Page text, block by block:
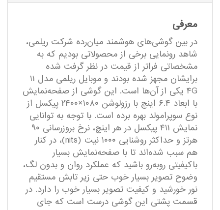
معرفی
در بین گوشی‌های هوشمند میا‌ن‌رده شرکت ریلمی،
شاهد رونمایی برخی از محصولاتی بودیم که به
مشخصاتی فراتر از قیمت در نظر گرفت شده
برایشان مجهز شده بودند و موبایل ریلمی مدل ۱۱
۴G یکی از آن‌ها است. این گوشی از صفحه‌نمایش
با ابعاد ۶.۴ اینچ با رزولوشن ۱۰۸۰×۲۴۰۰ پیکسل از
نوع سوپرامولد بهره برده است. با توجه به توانایی
نمایش ۴۱۱ پیکسل در هر اینچ، نرخ بروزرسانی ۹۰
هرتز و حداکثر روشنایی ۱۰۰۰ نیت (nits)، در کنار
هم سبب شده‌اند تا با صفحه‌نمایش بسیار
با‌کیفیتی روبه‌رو باشید که عملکرد روان و بدون لگ،
وضوح تصویر بسیار خوب حتی زیر تابش مستقیم
نور خورشید و کیفیت تصویر بسیار خوب را دارد. در
قسمت پشتی این گوشی درست است که جای